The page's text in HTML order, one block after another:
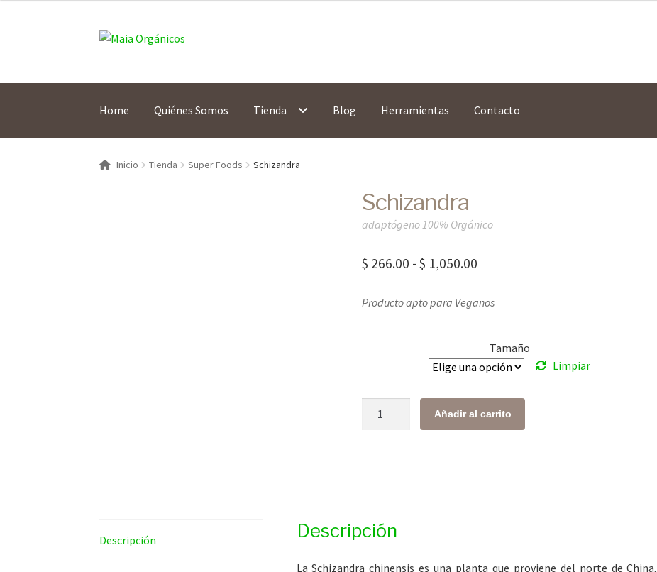
Saltar
Ir
Home Quiénes Somos Tienda Blog Herramientas Contacto
Inicio Tienda Super Foods Schizandra
Schizandra
adaptógeno 100% Orgánico
$ 266.00 - $ 1,050.00
precios:
$ 266.00
hasta
$ 1,050.00
Producto apto para Veganos
Tamaño
Limpiar
Añadir al carrito
Descripción Descripción
La Schizandra chinensis es una planta que proviene del norte de China,